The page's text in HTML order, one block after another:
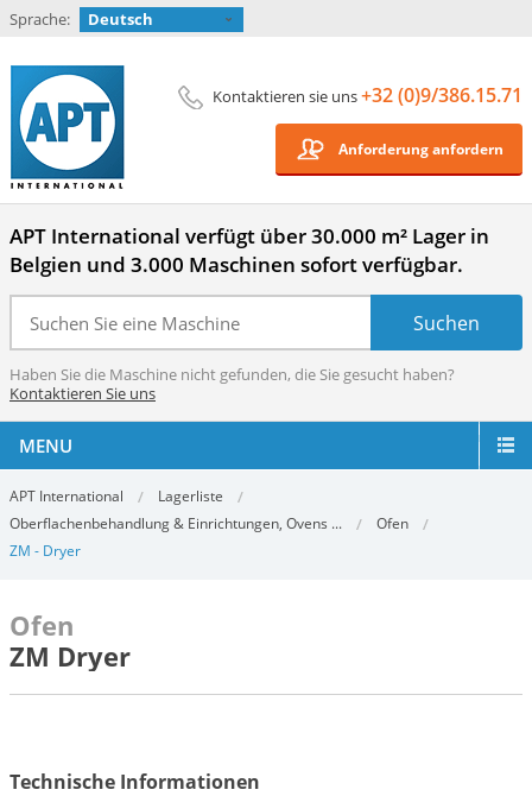
Sprache: Deutsch
Kontaktieren sie uns+32 (0)9/386.15.71
Anforderung anfordern
APT International verfügt über 30.000 m² Lager in
Belgien und 3.000 Maschinen sofort verfügbar.
Haben Sie die Maschine nicht gefunden, die Sie gesucht haben?
Kontaktieren Sie uns
MENU
APT International
Lagerliste
Oberflachenbehandlung & Einrichtungen, Ovens ...
Ofen
ZM - Dryer
Ofen
ZM Dryer
Technische Informationen